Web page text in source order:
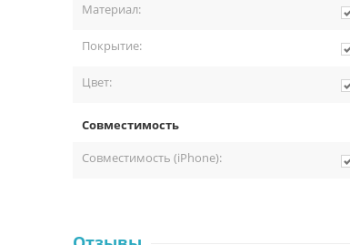
Материал:
Покрытие:
Цвет:
Совместимость
Совместимость (iPhone):